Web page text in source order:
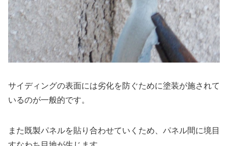
サイディングの表面には劣化を防ぐために塗装が施されて
いるのが一般的です。
また既製パネルを貼り合わせていくため、パネル間に境目